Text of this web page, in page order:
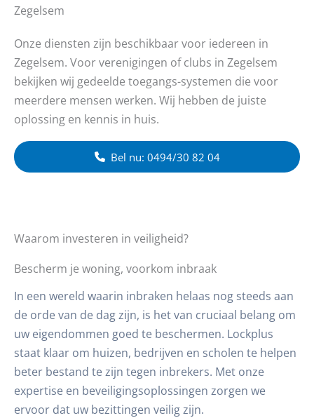
Zegelsem
Onze diensten zijn beschikbaar voor iedereen in
Zegelsem. Voor verenigingen of clubs in Zegelsem
bekijken wij gedeelde toegangs-systemen die voor
meerdere mensen werken. Wij hebben de juiste
oplossing en kennis in huis.
Bel nu: 0494/30 82 04
Waarom investeren in veiligheid?
Bescherm je woning, voorkom inbraak
In een wereld waarin inbraken helaas nog steeds aan
de orde van de dag zijn, is het van cruciaal belang om
uw eigendommen goed te beschermen. Lockplus
staat klaar om huizen, bedrijven en scholen te helpen
beter bestand te zijn tegen inbrekers. Met onze
expertise en beveiligingsoplossingen zorgen we
ervoor dat uw bezittingen veilig zijn.